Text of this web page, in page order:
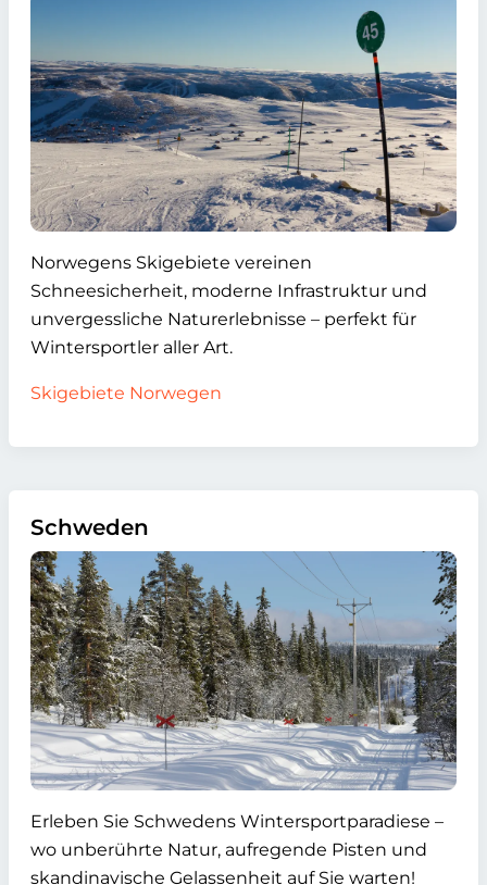
Norwegens Skigebiete vereinen
Schneesicherheit, moderne Infrastruktur und
unvergessliche Naturerlebnisse – perfekt für
Wintersportler aller Art.
Skigebiete Norwegen
Schweden
Erleben Sie Schwedens Wintersportparadiese –
wo unberührte Natur, aufregende Pisten und
skandinavische Gelassenheit auf Sie warten!